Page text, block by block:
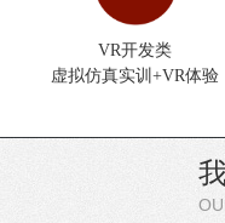
VR开发类
虚拟仿真实训+VR体验